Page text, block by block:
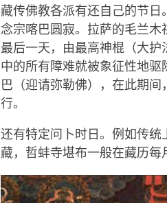
藏传佛教各派有还自己的节
念宗喀巴圆寂。拉萨的毛兰
最后一天，由最高神棍（大
中的所有障难就被象征性地
巴（迎请弥勒佛），在此期
行。
还有特定问卜时日。例如传
藏，哲蚌寺堪布一般在藏历每